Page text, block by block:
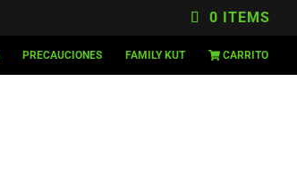
0 ITEMS
PRECAUCIONES FAMILY KUT CARRITO